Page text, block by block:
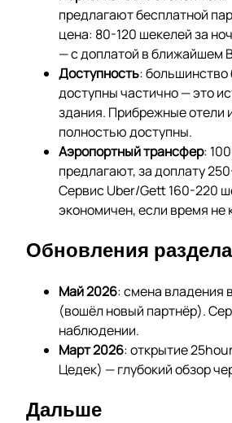
предлагают бесплатной
цена: 80-120 шекелей за
— с доплатой в ближайшем
Доступность: большинство
доступны частично — это
здания. Прибрежные отели
полностью доступны.
Аэропортный трансфер:
предлагают, за доплату
Сервис Uber/Gett 160-220
экономичен, если время не
Обновления раздела
Май 2026: смена владения
(вошёл новый партнёр).
наблюдении.
Март 2026: открытие
Цедек) — глубокий обзор
Дальше